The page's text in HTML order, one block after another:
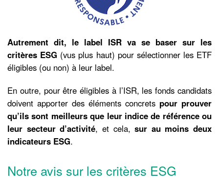
Autrement dit, le label ISR va se baser sur les
critères ESG (vus plus haut) pour sélectionner les ETF
éligibles (ou non) à leur label.
En outre, pour être éligibles à l’ISR, les fonds candidats
doivent apporter des éléments concrets pour prouver
qu’ils sont meilleurs que leur indice de référence ou
leur secteur d’activité, et cela,sur au moins deux
indicateurs ESG.
Notre avis sur les critères ESG